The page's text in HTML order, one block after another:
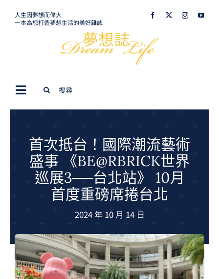
人生因夢想而偉大
一本為您打造夢想生活的美好雜誌
Toggle
Navigation
生活美學
室內設計
購屋指南
GCU大賽
夢想購物
首次抵台！國際潮流藝術
盛事 《BE@RBRICK世界
巡展3──台北站》 10月
首度重磅席捲台北
2024 年 10 月 14 日